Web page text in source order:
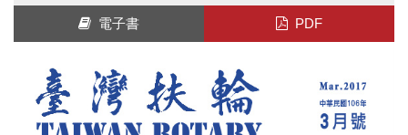
電子書 PDF